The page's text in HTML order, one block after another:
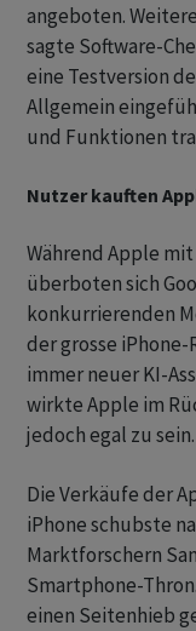
angeboten.
sagte Software-
eine Testversion
Allgemein
und Funktionen
Nutzer kauften
Während Apple
überboten sich
konkurrierenden
der grosse
immer neuer KI-
wirkte Apple im
jedoch egal zu sein.
Die Verkäufe der
iPhone schubste
Marktforschern
Smartphone-
einen Seitenhieb